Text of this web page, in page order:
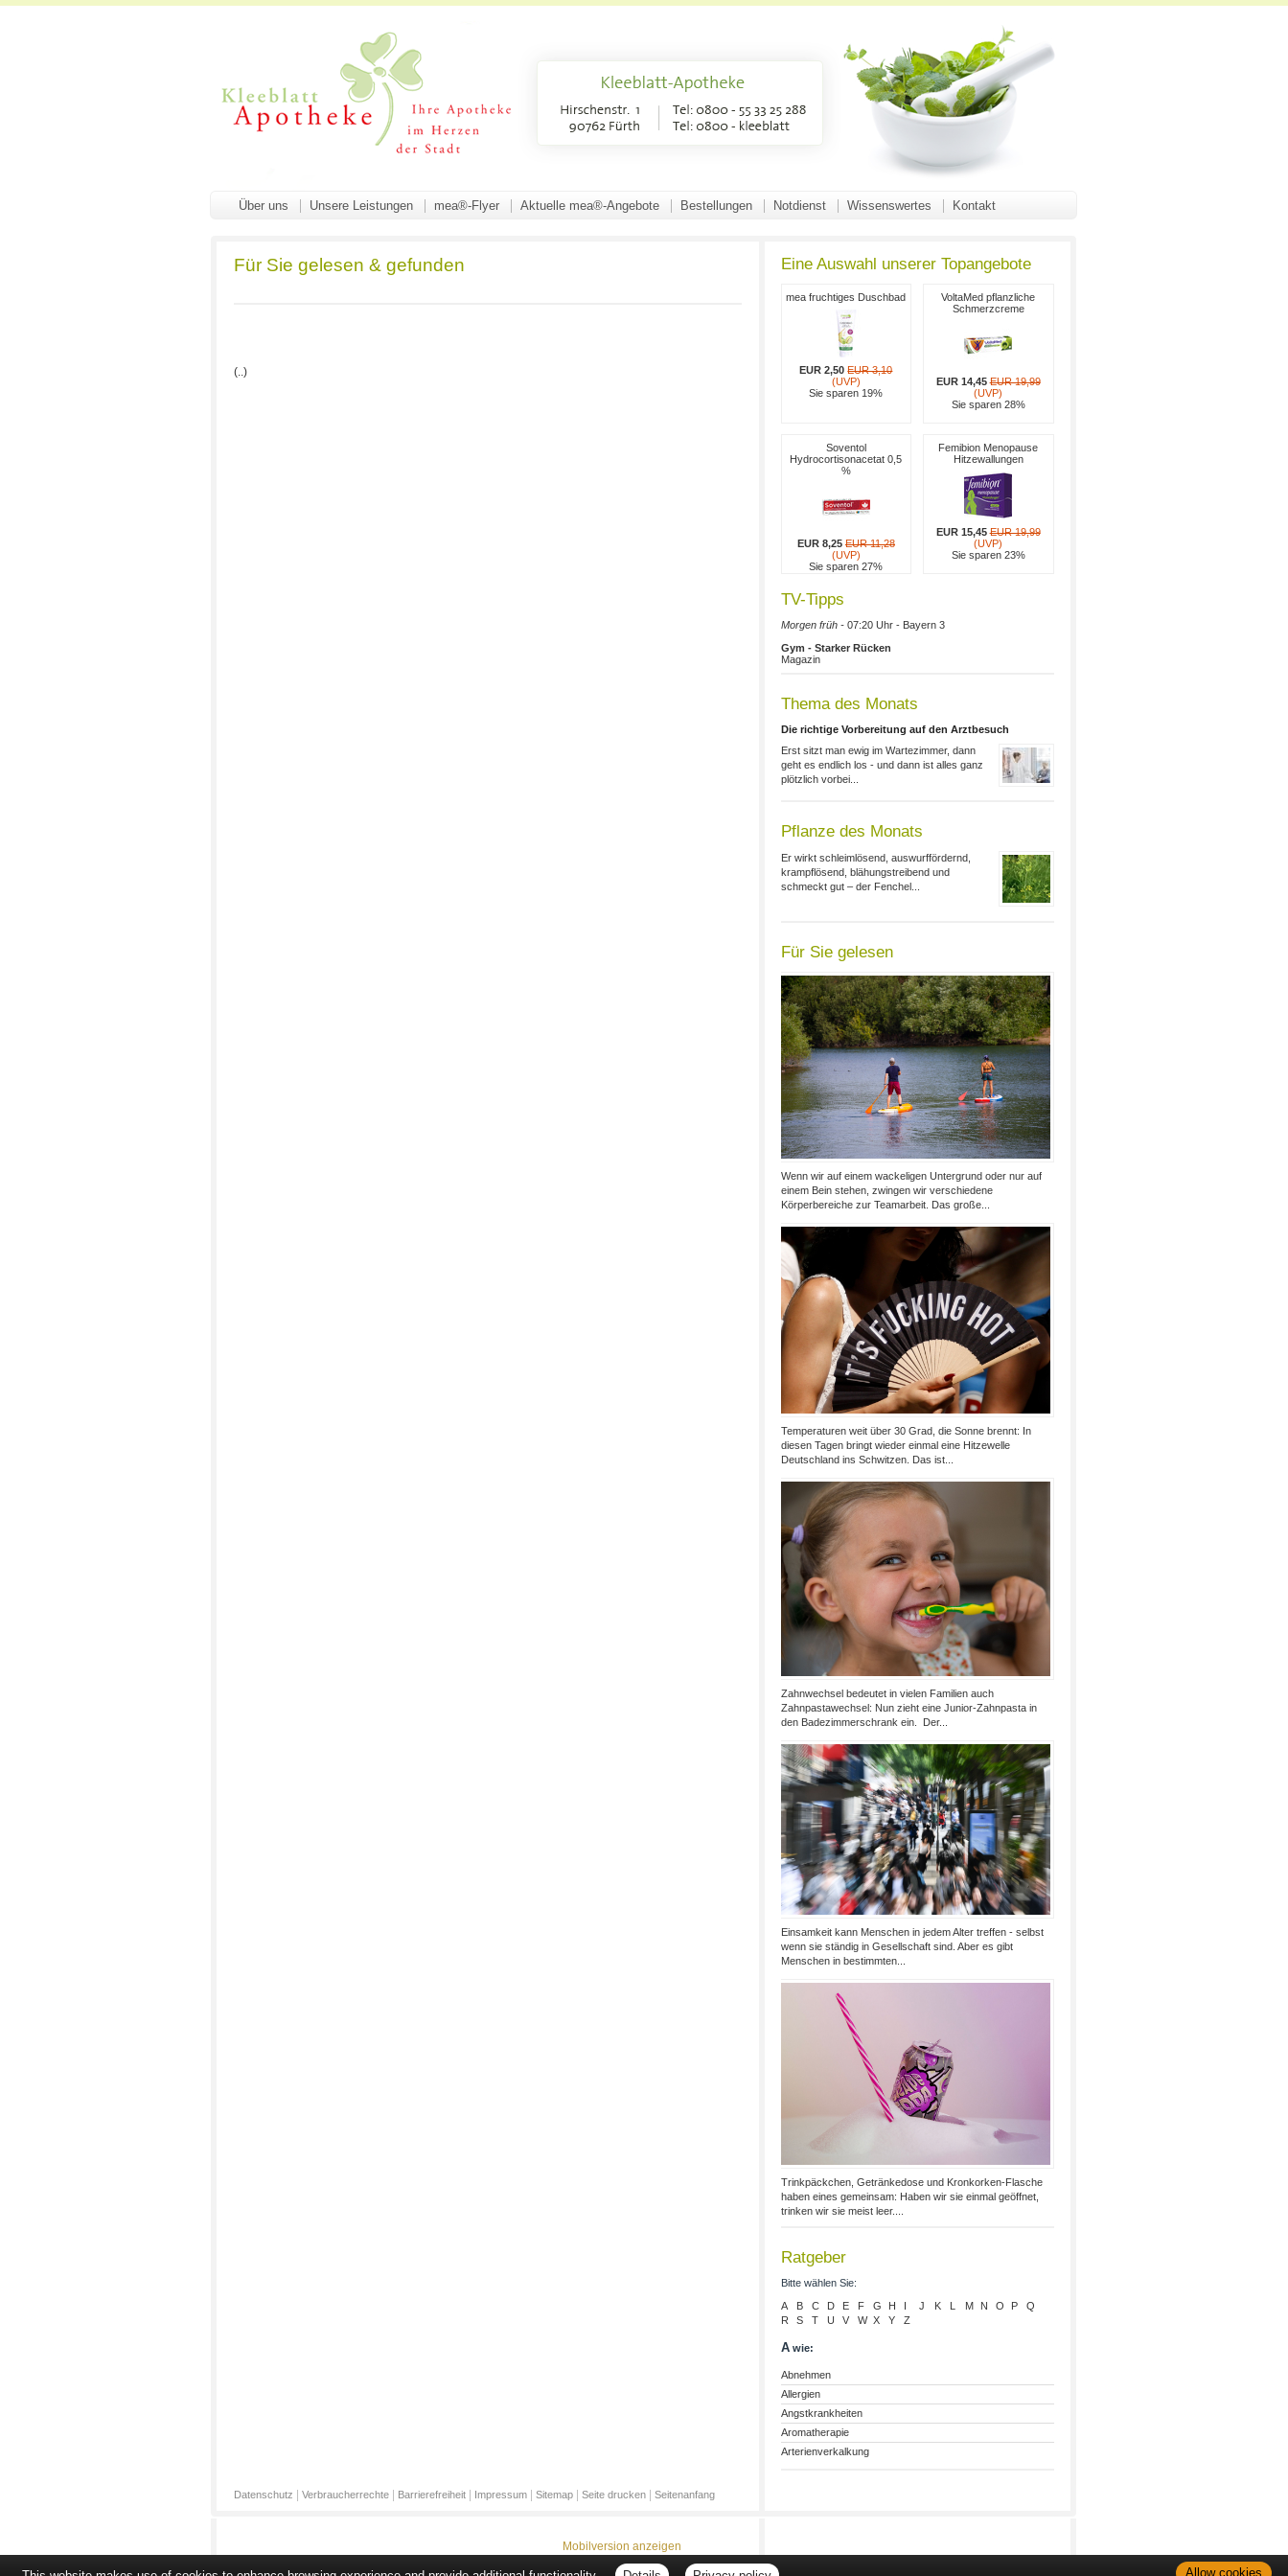
Über uns Unsere Leistungen mea®-Flyer Aktuelle mea®-Angebote Bestellungen Notdienst Wissenswertes Kontakt
Für Sie gelesen & gefunden
(..)
Eine Auswahl unserer Topangebote
mea fruchtiges Duschbad
EUR 2,50 EUR 3,10
(UVP)
Sie sparen 19%
VoltaMed pflanzliche
Schmerzcreme
EUR 14,45 EUR 19,99
(UVP)
Sie sparen 28%
Soventol
Hydrocortisonacetat 0,5
%
EUR 8,25 EUR 11,28
(UVP)
Sie sparen 27%
Femibion Menopause
Hitzewallungen
EUR 15,45 EUR 19,99
(UVP)
Sie sparen 23%
TV-Tipps
Morgen früh -07:20 Uhr - Bayern 3
Gym - Starker Rücken
Magazin
Thema des Monats
Die richtige Vorbereitung auf den Arztbesuch
Erst sitzt man ewig im Wartezimmer, dann
geht es endlich los - und dann ist alles ganz
plötzlich vorbei...
Pflanze des Monats
Er wirkt schleimlösend, auswurffördernd,
krampflösend, blähungstreibend und
schmeckt gut – der Fenchel...
Für Sie gelesen
Wenn wir auf einem wackeligen Untergrund oder nur auf
einem Bein stehen, zwingen wir verschiedene
Körperbereiche zur Teamarbeit. Das große...
Temperaturen weit über 30 Grad, die Sonne brennt: In
diesen Tagen bringt wieder einmal eine Hitzewelle
Deutschland ins Schwitzen. Das ist...
Zahnwechsel bedeutet in vielen Familien auch
Zahnpastawechsel: Nun zieht eine Junior-Zahnpasta in
den Badezimmerschrank ein. Der...
Einsamkeit kann Menschen in jedem Alter treffen - selbst
wenn sie ständig in Gesellschaft sind. Aber es gibt
Menschen in bestimmten...
Trinkpäckchen, Getränkedose und Kronkorken-Flasche
haben eines gemeinsam: Haben wir sie einmal geöffnet,
trinken wir sie meist leer....
Ratgeber
Bitte wählen Sie:
A
B C D E F G H I J K L M N O P
Q
R
S T U V W X Y Z
Awie:
Abnehmen
Allergien
Angstkrankheiten
Aromatherapie
Arterienverkalkung
Datenschutz | Verbraucherrechte| Barrierefreiheit| Impressum| Sitemap| Seite drucken| Seitenanfang
Mobilversion anzeigen
Allow cookies